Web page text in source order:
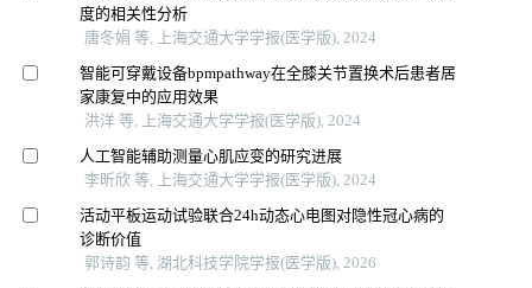
度的相关性分析
唐冬娟 等, 上海交通大学学报(医学版), 2024
智能可穿戴设备bpmpathway在全膝关节置换术后患者居
家康复中的应用效果
洪洋 等, 上海交通大学学报(医学版), 2024
人工智能辅助测量心肌应变的研究进展
李昕欣 等, 上海交通大学学报(医学版), 2024
活动平板运动试验联合24h动态心电图对隐性冠心病的
诊断价值
郭诗韵 等, 湖北科技学院学报(医学版), 2026